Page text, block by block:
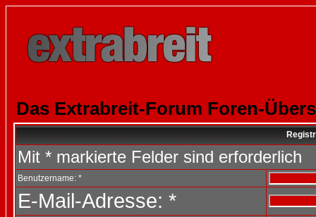
Das Extrabreit-Forum Foren-
Mit * markierte Felder sind erforderlich
Benutzername: *
E-Mail-Adresse: *